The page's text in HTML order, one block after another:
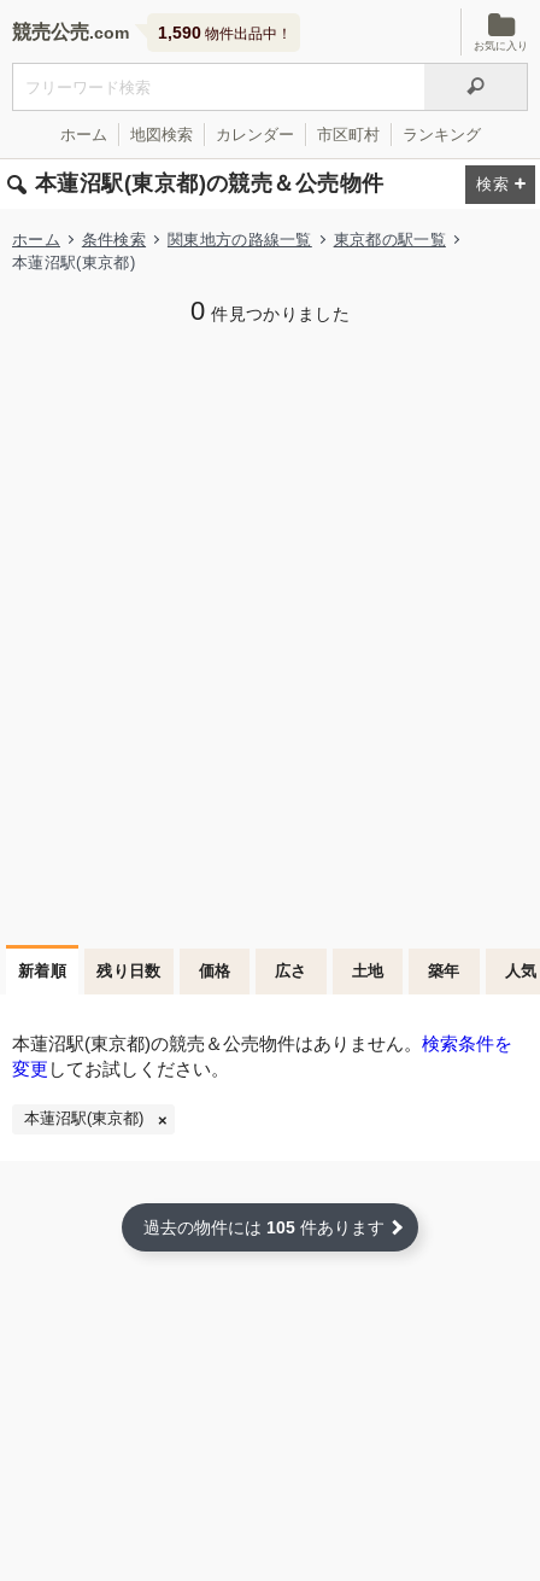
競売公売 1,590 物件出品中！
お気に入り
ホーム 地図検索 カレンダー 市区町村 ランキング
本蓮沼駅(東京都)の競売＆公売物件
ホーム 条件検索 関東地方の路線一覧
東京都の駅一覧
本蓮沼駅(東京都)
0 件見つかりました
新着順 残り日数 価格 広さ 土地 築年 人気
本蓮沼駅(東京都)の競売＆公売物件はありません。 検索条件を
変更 してお試しください。
本蓮沼駅(東京都)
過去の物件には 105 件あります